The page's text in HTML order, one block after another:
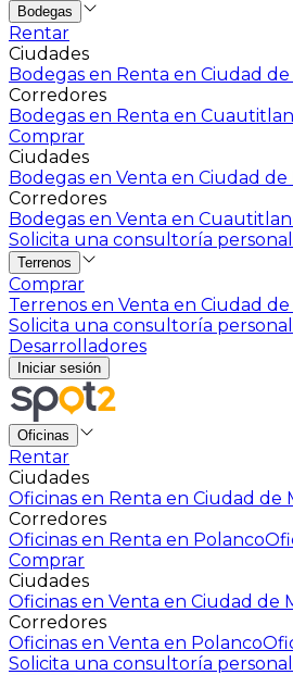
Bodegas
Rentar
Ciudades
Bodegas en Renta en Ciudad de
Corredores
Bodegas en Renta en Cuautitlan
Comprar
Ciudades
Bodegas en Venta en Ciudad de
Corredores
Bodegas en Venta en Cuautitlan
Solicita una consultoría
Terrenos
Comprar
Terrenos en Venta en Ciudad de
Solicita una consultoría
Desarrolladores
Iniciar sesión
Oficinas
Rentar
Ciudades
Oficinas en Renta en Ciudad de
Corredores
Oficinas en Renta en Polanco
Comprar
Ciudades
Oficinas en Venta en Ciudad de
Corredores
Oficinas en Venta en Polanco
Solicita una consultoría